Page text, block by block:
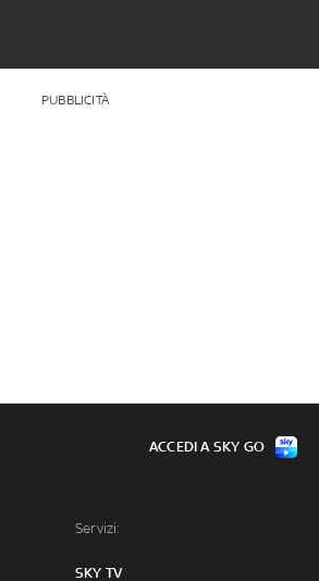
PUBBLICITÀ
Servizi:
SKY TV
ACCEDI A SKY GO